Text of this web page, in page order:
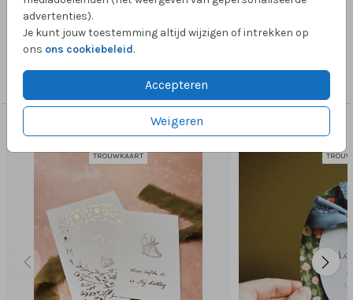
advertenties).
Je kunt jouw toestemming altijd wijzigen of intrekken op
ons ons cookiebeleid.
Accepteren
Weigeren
grootste kaart is 11 x 17 cm. Hulp nodig? Mail gerust!
Toon meer
Collectie
Dit vind je misschien ook leuk
TROUWKAART